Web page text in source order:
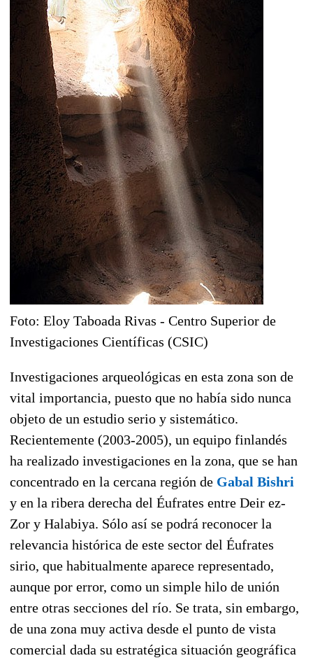
Foto: Eloy Taboada Rivas - Centro Superior de
Investigaciones Científicas (CSIC)
Investigaciones arqueológicas en esta zona son de
vital importancia, puesto que no había sido nunca
objeto de un estudio serio y sistemático.
Recientemente (2003-2005), un equipo finlandés
ha realizado investigaciones en la zona, que se han
concentrado en la cercana región de Gabal Bishri
y en la ribera derecha del Éufrates entre Deir ez-
Zor y Halabiya. Sólo así se podrá reconocer la
relevancia histórica de este sector del Éufrates
sirio, que habitualmente aparece representado,
aunque por error, como un simple hilo de unión
entre otras secciones del río. Se trata, sin embargo,
de una zona muy activa desde el punto de vista
comercial dada su estratégica situación geográfica